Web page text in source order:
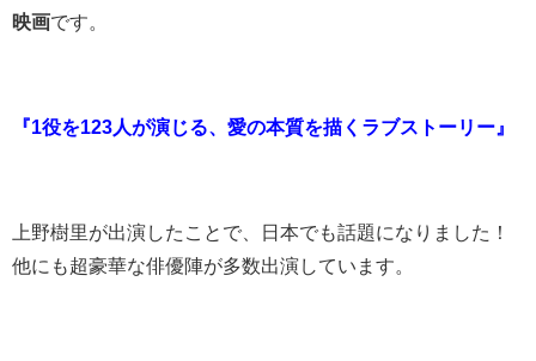
映画です。
『1役を123人が演じる、愛の本質を描くラブストーリー』
上野樹里が出演したことで、日本でも話題になりました！
他にも超豪華な俳優陣が多数出演しています。